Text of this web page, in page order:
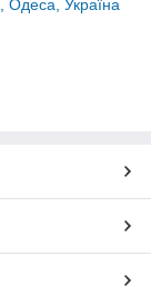
Одеса, Україна